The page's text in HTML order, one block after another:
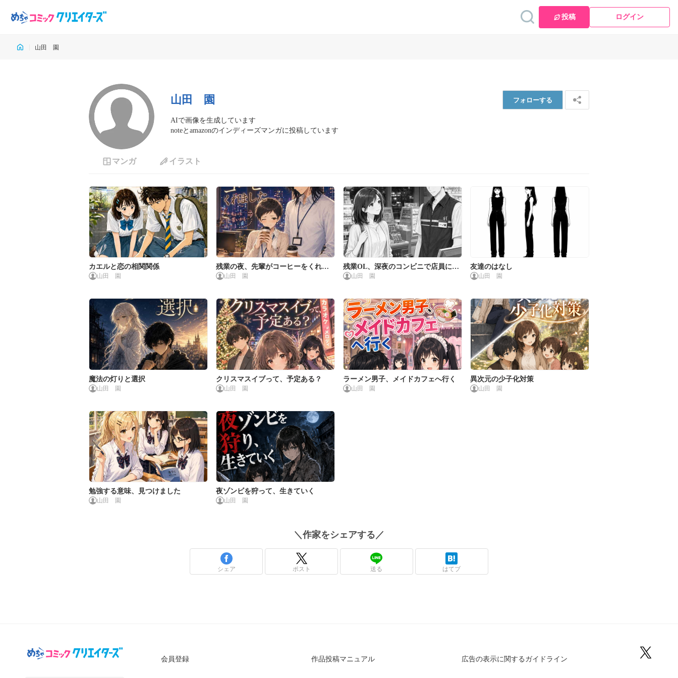
投稿 ログイン
山田 園
山田 園 フォローする
AIで画像を生成しています
noteとamazonのインディーズマンガに投稿しています
マンガ イラスト
カエルと恋の相関関係
山田 園
残業の夜、先輩がコーヒーをくれま
した山田 園
残業OL、深夜のコンビニで店員に恋
をした山田 園
友達のはなし
山田 園
魔法の灯りと選択
山田 園
クリスマスイブって、予定ある？
山田 園
ラーメン男子、メイドカフェへ行く
山田 園
異次元の少子化対策
山田 園
勉強する意味、見つけました
山田 園
夜ゾンビを狩って、生きていく
山田 園
＼作家をシェアする／
シェア ポスト 送る はてブ
会員登録 作品投稿マニュアル 広告の表示に関するガイドライン